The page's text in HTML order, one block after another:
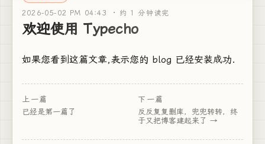
2026-05-02 PM 04:43 · 约 1 分钟读完
欢迎使用 Typecho
如果您看到这篇文章,表示您的 blog 已经安装成功.
上一篇
已经是第一篇了
下一篇
反反复复删库，兜兜转转，终
于又把博客建起来了